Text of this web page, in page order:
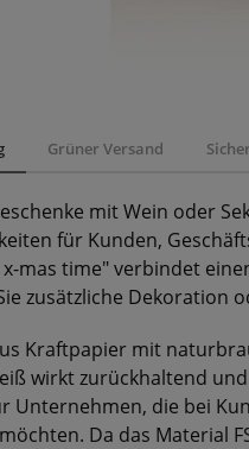
Grüner Versand
mit Wein oder
für Kunden,
x-mas time" verbindet
zusätzliche Dekoration
Kraftpapier mit
wirkt zurückhaltend
Unternehmen, die bei
Da das Material